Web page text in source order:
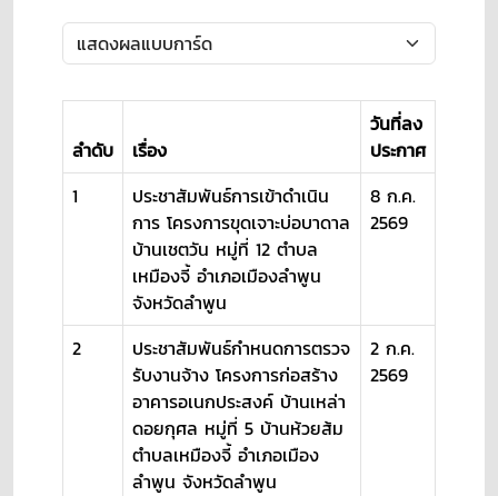
ลำดับ เรื่อง
วันที่ลง
ประกาศ
1
ประชาสัมพันธ์การเข้าดำเนิน
การ โครงการขุดเจาะบ่อบาดาล
บ้านเชตวัน หมู่ที่ 12 ตำบล
เหมืองจี้ อำเภอเมืองลำพูน
จังหวัดลำพูน
8 ก.ค.
2569
2
ประชาสัมพันธ์กำหนดการตรวจ
รับงานจ้าง โครงการก่อสร้าง
อาคารอเนกประสงค์ บ้านเหล่า
ดอยกุศล หมู่ที่ 5 บ้านห้วยส้ม
ตำบลเหมืองจี้ อำเภอเมือง
ลำพูน จังหวัดลำพูน
2 ก.ค.
2569